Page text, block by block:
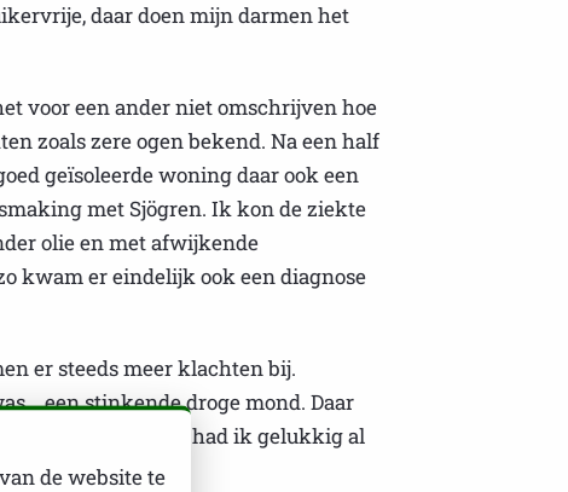
daar doen mijn darmen het
voor een ander niet omschrijven hoe
zoals zere ogen bekend. Na een half
geïsoleerde woning daar ook een
met Sjögren. Ik kon de ziekte
olie en met afwijkende
kwam er eindelijk ook een diagnose
er steeds meer klachten bij.
een stinkende droge mond. Daar
had ik gelukkig al
de website te